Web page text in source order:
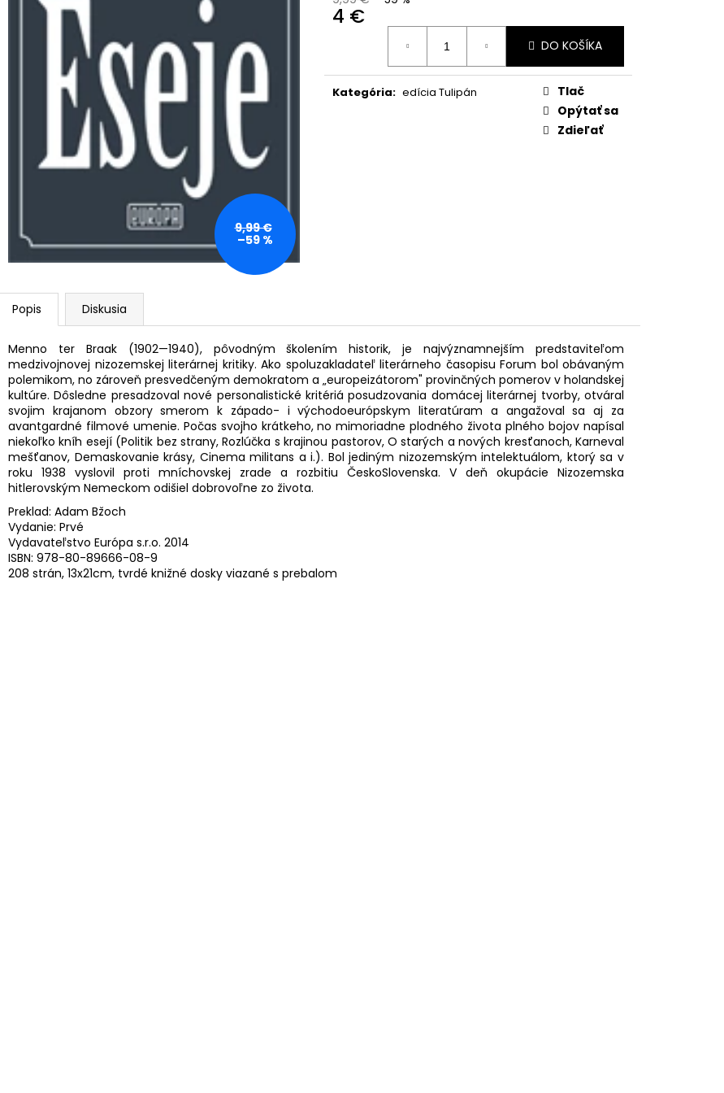
4 €
Jednotková
DO KOŠÍKA
Kategória: edícia Tulipán
Tlač
Opýtať sa
Zdieľať
9,99 €
–59 %
Popis Diskusia
Menno ter Braak (1902—1940), pôvodným školením historik, je najvýznamnejším predstaviteľom
medzivojnovej nizozemskej literárnej kritiky. Ako spoluzakladateľ literárneho časopisu Forum bol obávaným
polemikom, no zároveň presvedčeným demokratom a „europeizátorom" provinčných pomerov v holandskej
kultúre. Dôsledne presadzoval nové personalistické kritériá posudzovania domácej literárnej tvorby, otváral
svojim krajanom obzory smerom k západo- i východoeurópskym literatúram a angažoval sa aj za
avantgardné filmové umenie. Počas svojho krátkeho, no mimoriadne plodného života plného bojov napísal
niekoľko kníh esejí (Politik bez strany, Rozlúčka s krajinou pastorov, O starých a nových kresťanoch, Karneval
mešťanov, Demaskovanie krásy, Cinema militans a i.). Bol jediným nizozemským intelektuálom, ktorý sa v
roku 1938 vyslovil proti mníchovskej zrade a rozbitiu ČeskoSlovenska. V deň okupácie Nizozemska
hitlerovským Nemeckom odišiel dobrovoľne zo života.
Preklad: Adam Bžoch
Vydanie: Prvé
Vydavateľstvo Európa s.r.o. 2014
ISBN: 978-80-89666-08-9
208 strán, 13x21cm, tvrdé knižné dosky viazané s prebalom
NAPOLEON Z NOTTING HILLU
15,99 €
OSTROV SACHALIN